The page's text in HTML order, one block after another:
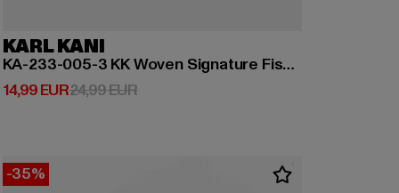
KARL KANI
KA-233-005-3 KK Woven Signature Fisherman Beanie
14,99 EUR
Derzeitiger Preis: 14,99 EUR
24,99 EURAktionspreis: 24,99 EUR
-35%